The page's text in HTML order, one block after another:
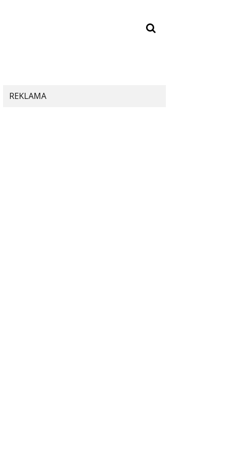
REKLAMA